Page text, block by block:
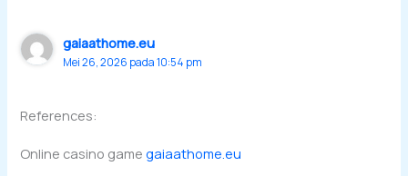
gaiaathome.eu
Mei 26, 2026 pada 10:54 pm
References:
Online casino gamegaiaathome.eu